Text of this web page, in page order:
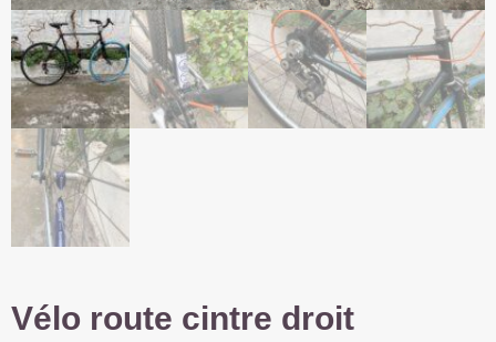
Vélo route cintre droit